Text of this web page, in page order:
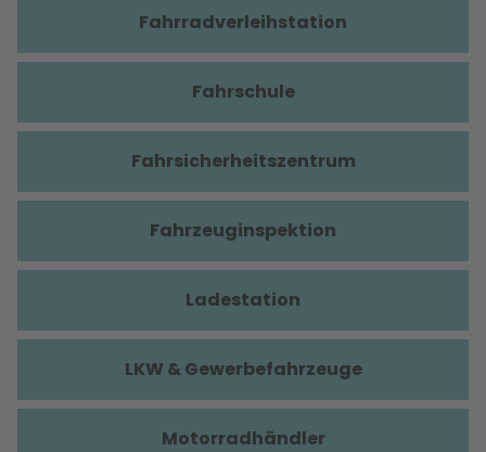
Fahrradverleihstation
Fahrschule
Fahrsicherheitszentrum
Fahrzeuginspektion
Ladestation
LKW & Gewerbefahrzeuge
Motorradhändler